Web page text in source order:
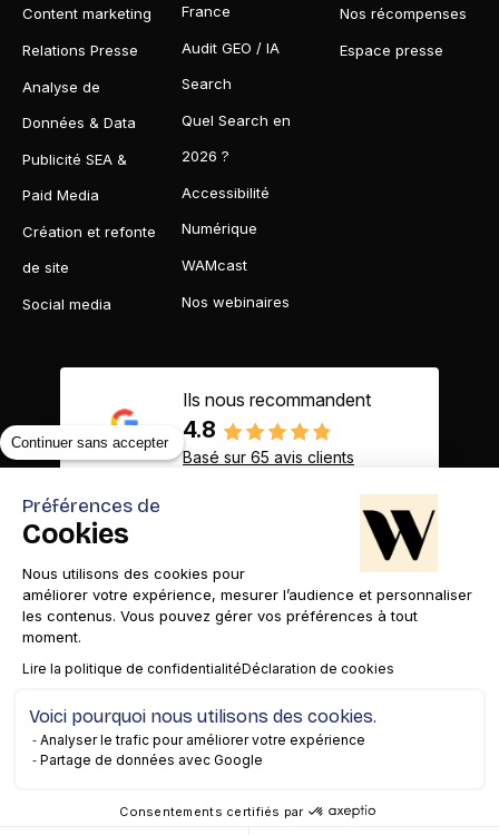
Content marketing
Relations Presse
Analyse de
Données & Data
Publicité SEA &
Paid Media
Création et refonte
de site
Social media
France
Audit GEO / IA
Search
Quel Search en
2026 ?
Accessibilité
Numérique
WAMcast
Nos webinaires
Nos récompenses
Espace presse
Ils nous recommandent
4.8
Basé sur 65 avis clients
Contact Appelez-nous
Mentions légales Gestion des cookies Confidentialité
Continuer sans accepter
Préférences de
Cookies
Nous utilisons des cookies pour
améliorer votre expérience, mesurer l’audience et personnaliser
les contenus. Vous pouvez gérer vos préférences à tout
moment.
Lire la politique de confidentialitéDéclaration de cookies
Voici pourquoi nous utilisons des cookies.
Analyser le trafic pour améliorer votre expérience
Partage de données avec Google
Consentements certifiés par